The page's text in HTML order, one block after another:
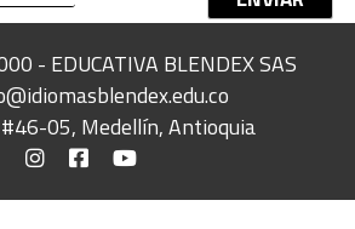
- EDUCATIVA BLENDEX SAS
#46-05, Medellín, Antioquia